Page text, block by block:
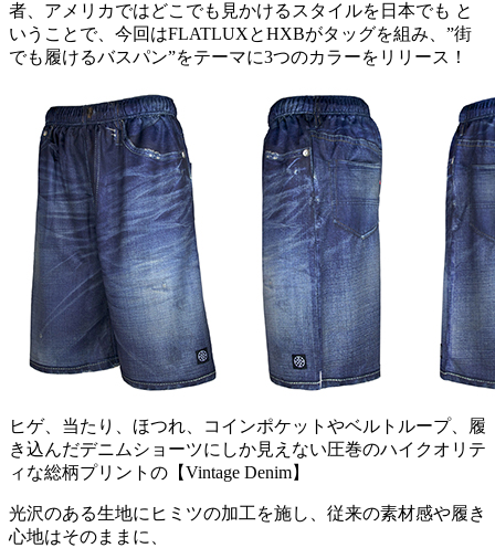
者、アメリカではどこでも見かけるスタイルを日本でも と
いうことで、今回はFLATLUXとHXBがタッグを組み、”街
でも履けるバスパン”をテーマに3つのカラーをリリース！
ヒゲ、当たり、ほつれ、コインポケットやベルトループ、履
き込んだデニムショーツにしか見えない圧巻のハイクオリテ
ィな総柄プリントの【Vintage Denim】
光沢のある生地にヒミツの加工を施し、従来の素材感や履き
心地はそのままに、